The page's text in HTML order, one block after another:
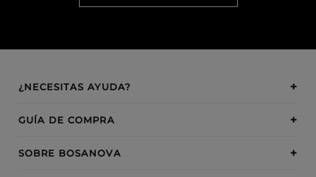
¿NECESITAS AYUDA?
GUÍA DE COMPRA
SOBRE BOSANOVA